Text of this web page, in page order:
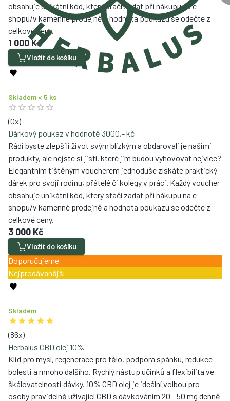
obsahuje unikátní kód, který stačí zadat při nákupu na e-
shopu/v kamenné prodejně a hodnota poukazu se odečte z
celkové ceny.
1 000 Kč
Vložit do košíku
Skladem < 5 ks
(0x)
Dárkový poukaz v hodnotě 3000,- kč
Rádi byste zlepšili život svým blízkým a obdarovali je našimi
produkty, ale nejste si jistí, které jim budou vyhovovat nejvíce?
Elegantním tištěným voucherem jednoduše získáte praktický
dárek pro svoji rodinu, přátelé či kolegy v práci. Každý voucher
obsahuje unikátní kód, který stačí zadat při nákupu na e-
shopu/v kamenné prodejně a hodnota poukazu se odečte z
celkové ceny.
3 000 Kč
Vložit do košíku
Doporučujeme
Nejprodávanější
Skladem
(86x)
Herbalus CBD olej 10%
Klid pro mysl, regenerace pro tělo, podpora spánku, redukce
bolesti a mnoho dalšího. Rychlý nástup účinků a flexibilita ve
škálovatelnosti dávky. 10% CBD olej je ideální volbou pro
osoby pravidelně užívající CBD s dávkováním 20 - 50 mg denně